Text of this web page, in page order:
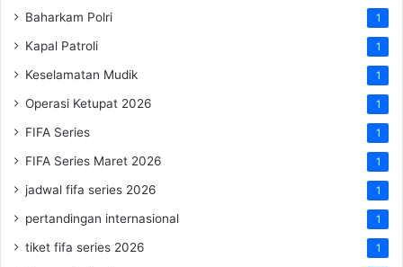
Baharkam Polri 1
Kapal Patroli 1
Keselamatan Mudik 1
Operasi Ketupat 2026 1
FIFA Series 1
FIFA Series Maret 2026 1
jadwal fifa series 2026 1
pertandingan internasional 1
tiket fifa series 2026 1